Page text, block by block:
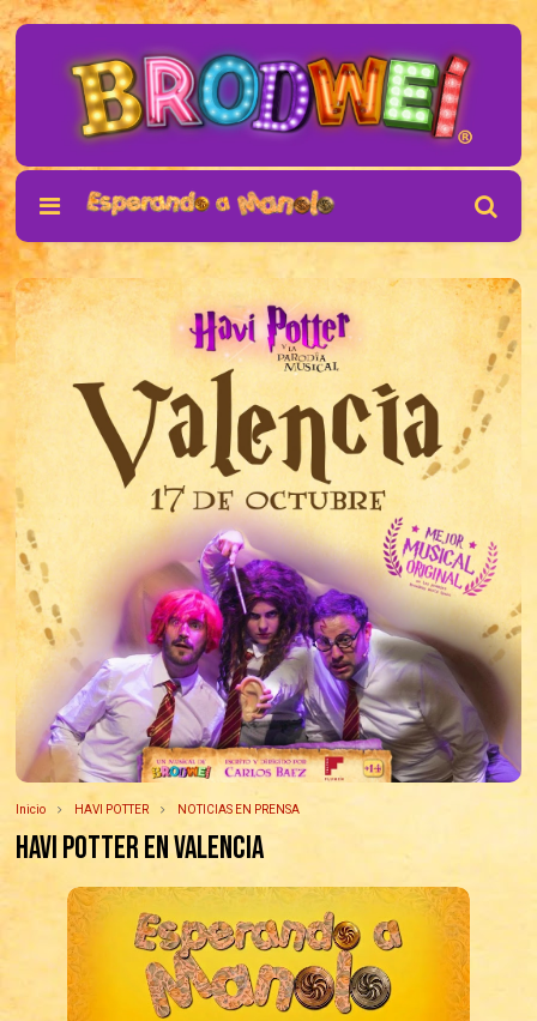
Inicio HAVI POTTER NOTICIAS EN PRENSA
HAVI POTTER en VALENCIA